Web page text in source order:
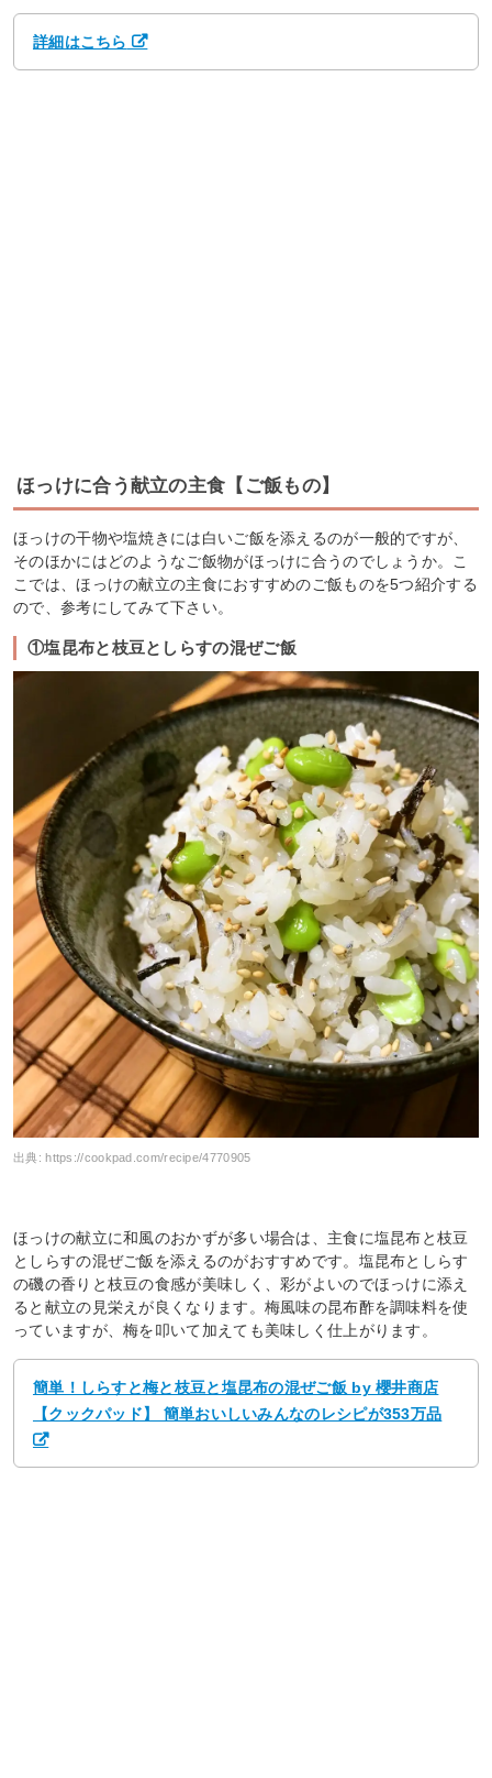
詳細はこちら
ほっけに合う献立の主食【ご飯もの】
ほっけの干物や塩焼きには白いご飯を添えるのが一般的ですが、
そのほかにはどのようなご飯物がほっけに合うのでしょうか。こ
こでは、ほっけの献立の主食におすすめのご飯ものを5つ紹介する
ので、参考にしてみて下さい。
①塩昆布と枝豆としらすの混ぜご飯
出典:https://cookpad.com/recipe/4770905
ほっけの献立に和風のおかずが多い場合は、主食に塩昆布と枝豆
としらすの混ぜご飯を添えるのがおすすめです。塩昆布としらす
の磯の香りと枝豆の食感が美味しく、彩がよいのでほっけに添え
ると献立の見栄えが良くなります。梅風味の昆布酢を調味料を使
っていますが、梅を叩いて加えても美味しく仕上がります。
簡単！しらすと梅と枝豆と塩昆布の混ぜご飯 by 櫻井商店
【クックパッド】 簡単おいしいみんなのレシピが353万品